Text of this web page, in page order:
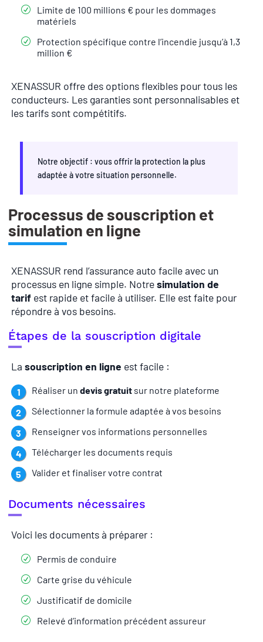
Limite de 100 millions € pour les dommages
matériels
Protection spécifique contre l’incendie jusqu’à 1,3
million €
XENASSUR offre des options flexibles pour tous les
conducteurs. Les garanties sont personnalisables et
les tarifs sont compétitifs.
Notre objectif : vous offrir la protection la plus
adaptée à votre situation personnelle.
Processus de souscription et
simulation en ligne
XENASSUR rend l’assurance auto facile avec un
processus en ligne simple. Notresimulation de
tarif est rapide et facile à utiliser. Elle est faite pour
répondre à vos besoins.
Étapes de la souscription digitale
La souscription en ligne est facile :
Réaliser un devis gratuit sur notre plateforme
Sélectionner la formule adaptée à vos besoins
Renseigner vos informations personnelles
Télécharger les documents requis
Valider et finaliser votre contrat
Documents nécessaires
Voici les documents à préparer :
Permis de conduire
Carte grise du véhicule
Justificatif de domicile
Relevé d’information précédent assureur